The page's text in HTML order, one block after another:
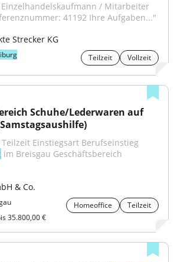
/ Mitarbeiter
41192 Ihre Aufgaben..."
Strecker KG
Teilzeit Vollzeit
Schuhe/Lederwaren auf
Einstiegsart Berufseinstieg
& Co.
Homeoffice
Teilzeit
35.800,00 €